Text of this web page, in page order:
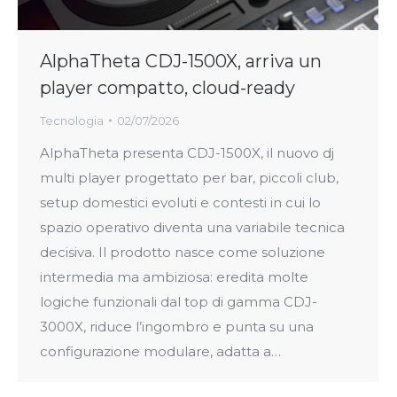
AlphaTheta CDJ-1500X, arriva un
player compatto, cloud-ready
Tecnologia 02/07/2026
AlphaTheta presenta CDJ-1500X, il nuovo dj
multi player progettato per bar, piccoli club,
setup domestici evoluti e contesti in cui lo
spazio operativo diventa una variabile tecnica
decisiva. Il prodotto nasce come soluzione
intermedia ma ambiziosa: eredita molte
logiche funzionali dal top di gamma CDJ-
3000X, riduce l’ingombro e punta su una
configurazione modulare, adatta a…